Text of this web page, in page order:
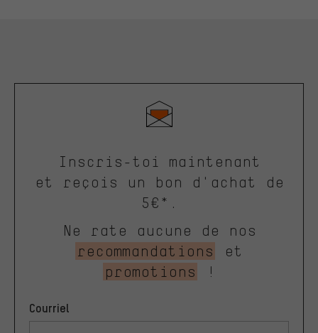
Inscris-toi maintenant
et reçois un bon d'achat de
5€*.
Ne rate aucune de nos
recommandations
et
promotions
!
Courriel